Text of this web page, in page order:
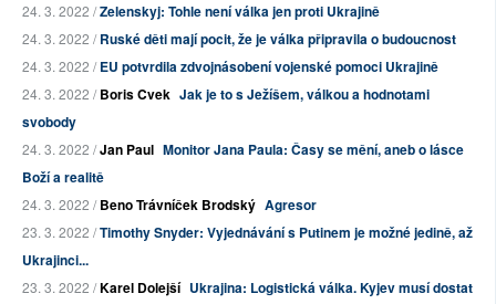
24. 3. 2022 /Zelenskyj: Tohle není válka jen proti Ukrajině
24. 3. 2022 /Ruské děti mají pocit, že je válka připravila o budoucnost
24. 3. 2022 /EU potvrdila zdvojnásobení vojenské pomoci Ukrajině
24. 3. 2022 /Boris Cvek Jak je to s Ježíšem, válkou a hodnotami
svobody
24. 3. 2022 /Jan Paul Monitor Jana Paula: Časy se mění, aneb o lásce
Boží a realitě
24. 3. 2022 /Beno Trávníček Brodský Agresor
23. 3. 2022 /Timothy Snyder: Vyjednávání s Putinem je možné jedině, až
Ukrajinci...
23. 3. 2022 /Karel Dolejší Ukrajina: Logistická válka. Kyjev musí dostat